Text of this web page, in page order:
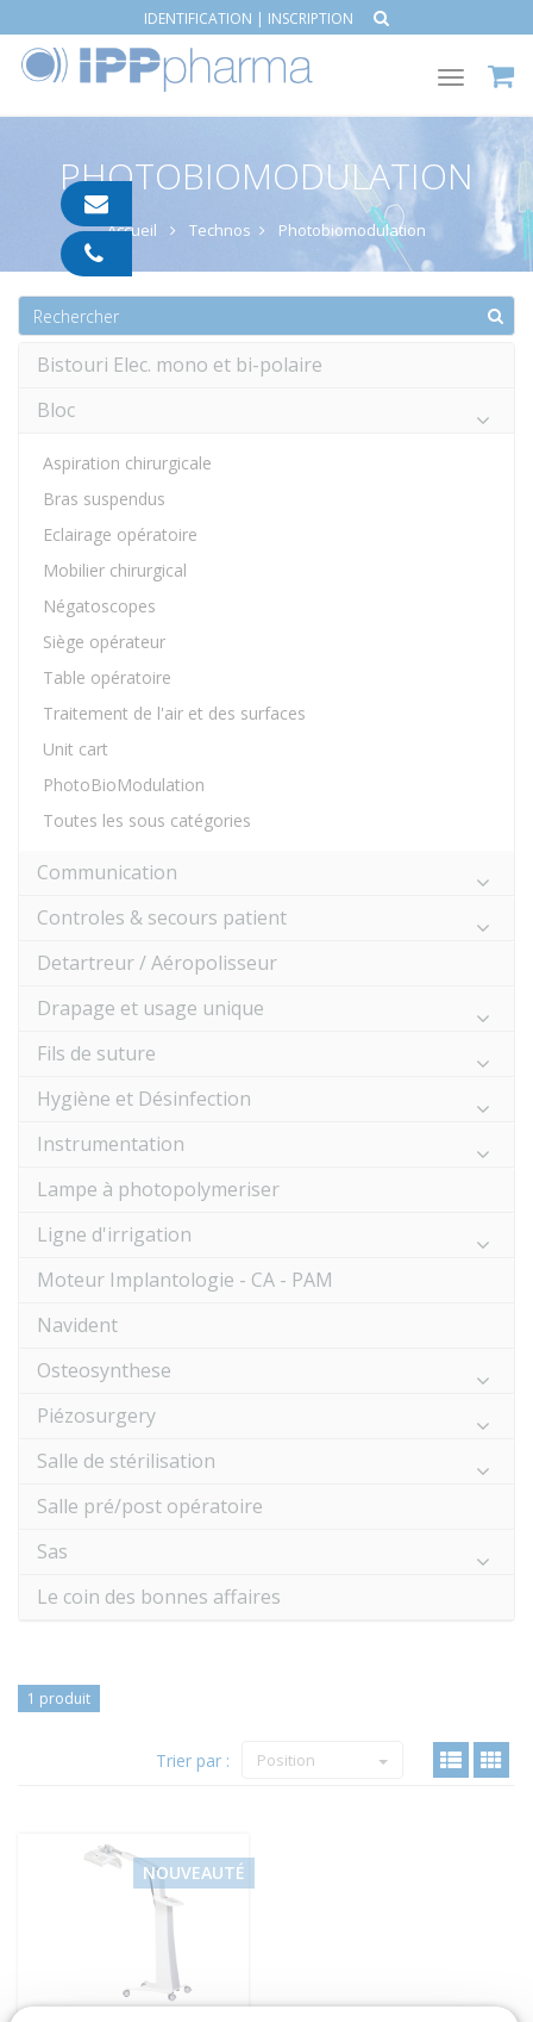
IDENTIFICATION | INSCRIPTION
Toggle
PHOTOBIOMODULATION
Accueil Technos Photobiomodulation
Bistouri Elec. mono et bi-polaire
Bloc
Aspiration chirurgicale
Bras suspendus
Eclairage opératoire
Mobilier chirurgical
Négatoscopes
Siège opérateur
Table opératoire
Traitement de l'air et des surfaces
Unit cart
PhotoBioModulation
Toutes les sous catégories
Communication
Controles & secours patient
Detartreur / Aéropolisseur
Drapage et usage unique
Fils de suture
Hygiène et Désinfection
Instrumentation
Lampe à photopolymeriser
Ligne d'irrigation
Moteur Implantologie - CA - PAM
Navident
Osteosynthese
Piézosurgery
Salle de stérilisation
Salle pré/post opératoire
Sas
Le coin des bonnes affaires
1 produit
Trier par : Position
NOUVEAUTÉ
pharma.com
91
05